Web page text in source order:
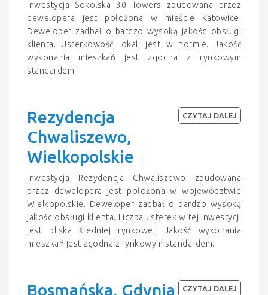
Inwestycja Sokolska 30 Towers zbudowana przez
dewelopera jest położona w mieście Katowice.
Deweloper zadbał o bardzo wysoką jakośc obsługi
klienta. Usterkowość lokali jest w normie. Jakość
wykonania mieszkań jest zgodna z rynkowym
standardem.
Rezydencja
Chwaliszewo,
Wielkopolskie
Inwestycja Rezydencja Chwaliszewo zbudowana
przez dewelopera jest położona w województwie
Wielkopolskie. Deweloper zadbał o bardzo wysoką
jakośc obsługi klienta. Liczba usterek w tej inwestycji
jest bliska średniej rynkowej. Jakość wykonania
mieszkań jest zgodna z rynkowym standardem.
CZYTAJ DALEJ
Bosmańska, Gdynia CZYTAJ DALEJ